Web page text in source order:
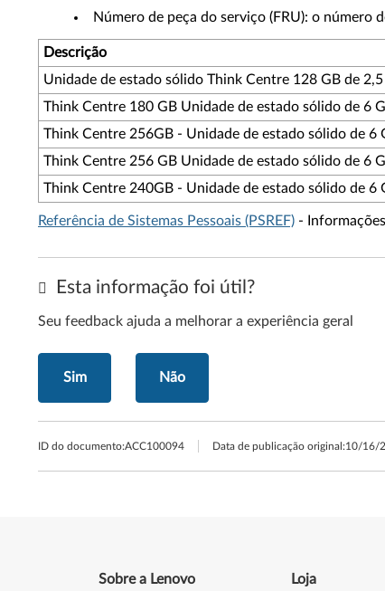
Número de peça do serviço (FRU): o
Descrição
Unidade de estado sólido Think Centre 128 GB de
Think Centre 180 GB Unidade de estado sólido de 6
Think Centre 256GB - Unidade de estado sólido de 6
Think Centre 256 GB Unidade de estado sólido de 6
Think Centre 240GB - Unidade de estado sólido de 6
Referência de Sistemas Pessoais (PSREF) -
Esta informação foi útil?
Seu feedback ajuda a melhorar a experiência geral
Sim Não
ID do documento:ACC100094 Data de publicação original:10/16/
Sobre a Lenovo Loja